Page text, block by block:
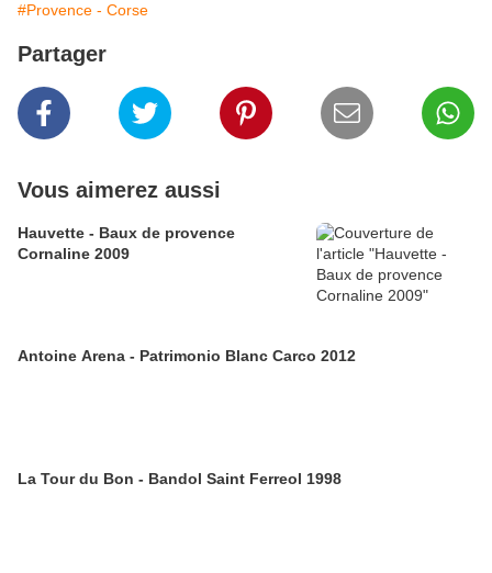
#Provence - Corse
Partager
Vous aimerez aussi
Hauvette - Baux de provence
Cornaline 2009
Antoine Arena - Patrimonio Blanc Carco 2012
La Tour du Bon - Bandol Saint Ferreol 1998